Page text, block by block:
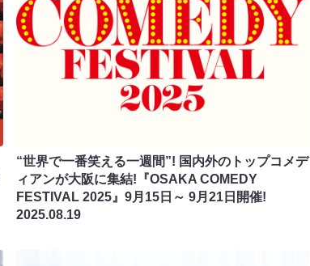
“世界で一番笑える一週間”! 国内外のトップコメデ
ィアンが大阪に集結!『OSAKA COMEDY
FESTIVAL 2025』9月15日～ 9月21日開催!
2025.08.19